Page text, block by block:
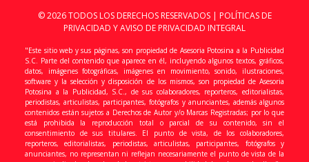
© 2026 TODOS LOS DERECHOS RESERVADOS | POLÍTICAS DE
PRIVACIDAD Y AVISO DE PRIVACIDAD INTEGRAL
"Este sitio web y sus páginas, son propiedad de Asesoria Potosina a la Publicidad
S.C. Parte del contenido que aparece en él, incluyendo algunos textos, gráficos,
datos, imágenes fotográficas, imágenes en movimiento, sonido, ilustraciones,
software y la selección y disposición de los mismos, son propiedad de Asesoria
Potosina a la Publicidad, S.C., de sus colaboradores, reporteros, editorialistas,
periodistas, articulistas, participantes, fotógrafos y anunciantes, además algunos
contenidos están sujetos a Derechos de Autor y/o Marcas Registradas; por lo que
está prohibida la reproducción total o parcial de su contenido, sin el
consentimiento de sus titulares. El punto de vista, de los colaboradores,
reporteros, editorialistas, periodistas, articulistas, participantes, fotógrafos y
anunciantes, no representan ni reflejan necesariamente el punto de vista de la